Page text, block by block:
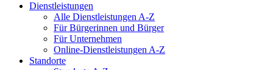
Dienst­leistungen
Alle Dienstleistungen A-Z
Für Bürgerinnen und Bürger
Für Unternehmen
Online-Dienstleistungen A-Z
Standorte